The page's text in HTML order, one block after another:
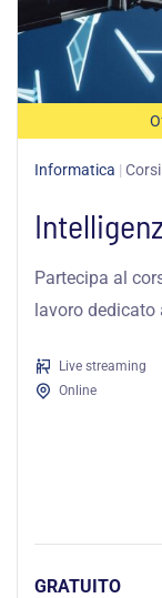
Informatica |
Partecipa al
lavoro
Live streaming
Online
GRATUITO